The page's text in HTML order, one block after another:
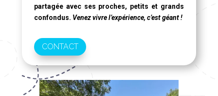
partagée avec ses proches, petits et grands
confondus. Venez vivre l’expérience, c’est géant !
CONTACT